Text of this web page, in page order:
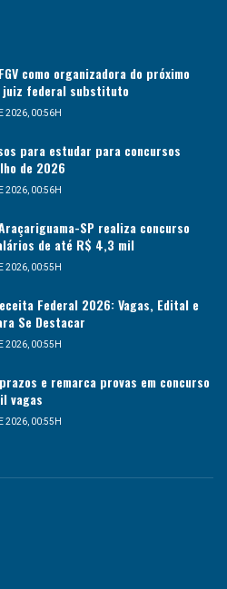
como organizadora do próximo
juiz federal substituto
2026, 00:56H
para estudar para concursos
de 2026
2026, 00:56H
SP realiza concurso
de até R$ 4,3 mil
2026, 00:55H
Federal 2026: Vagas, Edital e
Se Destacar
2026, 00:55H
e remarca provas em concurso
vagas
2026, 00:55H